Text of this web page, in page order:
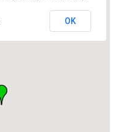
OK